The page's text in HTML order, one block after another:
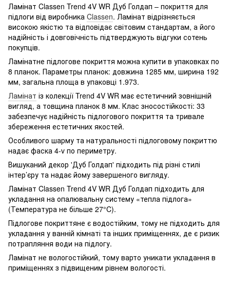
Ламінат Classen Trend 4V WR Дуб Голдап – покриття для
підлоги від виробника Classen. Ламінат відрізняється
високою якістю та відповідає світовим стандартам, а його
надійність і довговічність підтверджують відгуки сотень
покупців.
Ламінатне підлогове покриття можна купити в упаковках по
8 планок. Параметры планок: довжина 1285 мм, ширина 192
мм, загальна площа в упаковці 1.973.
Ламінат із колекції Trend 4V WR має естетичний зовнішній
вигляд, а товщина планок 8 мм. Клас зносостійкості: 33
забезпечує надійність підлогового покриття та тривале
збереження естетичних якостей.
Особливого шарму та натуральності підлоговому покриттю
надає фаска 4-v по периметру.
Вишуканий декор 'Дуб Голдап' підходить під різні стилі
інтер’єру та надає йому завершеного вигляду.
Ламінат Classen Trend 4V WR Дуб Голдап підходить для
укладання на опалювальну систему «тепла підлога»
(Температура не більше 27°C).
Підлогове покриттяне є водостійким, тому не підходить для
укладання у ванній кімнаті та інших приміщеннях, де є ризик
потрапляння води на підлогу.
Ламінат не вологостійкий, тому варто уникати укладання в
приміщеннях з підвищеним рівнем вологості.